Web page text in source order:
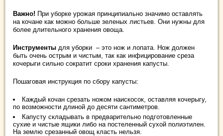
Важно! При уборке урожая принципиально значимо оставлять
на кочане как можно больше зеленых листьев. Они нужны для
более длительного хранения овоща.
Инструменты для уборки – это нож и лопата. Нож должен
быть очень острым и чистым, так как инфицирование среза
кочерыги сильно сократит сроки хранения капусты.
Пошаговая инструкция по сбору капусты:
Каждый кочан срезать ножом наискосок, оставляя кочерыгу,
по возможности длиной до десяти сантиметров.
Капусту складывать в предварительно подготовленные
сухие и чистые ящики либо на постеленный сухой полиэтилен.
На землю срезанный овощ класть нельзя.